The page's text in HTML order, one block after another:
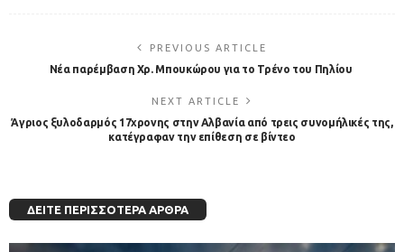
PREVIOUS ARTICLE
Νέα παρέμβαση Χρ. Μπουκώρου για το Τρένο του Πηλίου
NEXT ARTICLE
Άγριος ξυλοδαρμός 17χρονης στην Αλβανία από τρεις συνομήλικές της,
κατέγραφαν την επίθεση σε βίντεο
ΔΕΊΤΕ ΠΕΡΙΣΣΌΤΕΡΑ ΆΡΘΡΑ